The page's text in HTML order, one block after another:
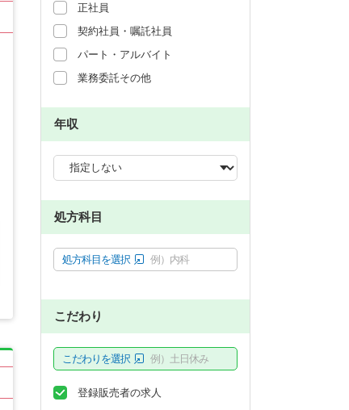
正社員
契約社員・嘱託社員
パート・アルバイト
業務委託その他
年収
処方科目
処方科目を選択 例）内科
こだわり
こだわりを選択 例）土日休み
登録販売者の求人